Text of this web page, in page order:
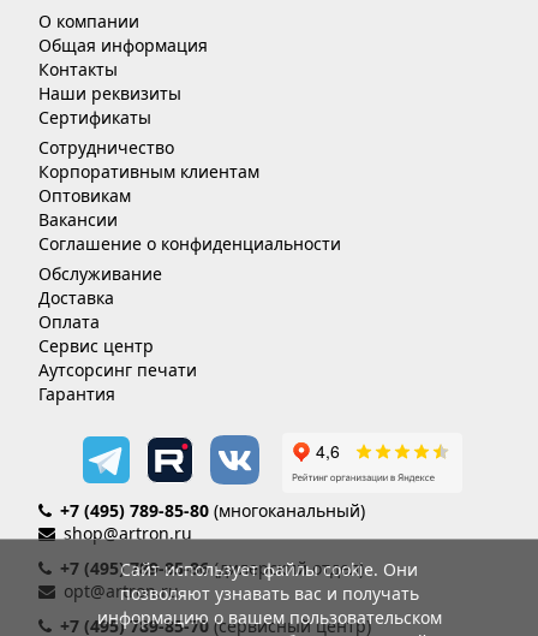
О компании
Общая информация
Контакты
Наши реквизиты
Сертификаты
Сотрудничество
Корпоративным клиентам
Оптовикам
Вакансии
Соглашение о конфиденциальности
Обслуживание
Доставка
Оплата
Сервис центр
Аутсорсинг печати
Гарантия
+7 (495) 789-85-80 (многоканальный)
shop@artron.ru
+7 (495) 789-85-86(дилерский отдел)
opt@artron.ru
+7 (495) 789-85-70 (сервисный центр)
Сайт использует файлы cookie. Они
позволяют узнавать вас и получать
информацию о вашем пользовательском